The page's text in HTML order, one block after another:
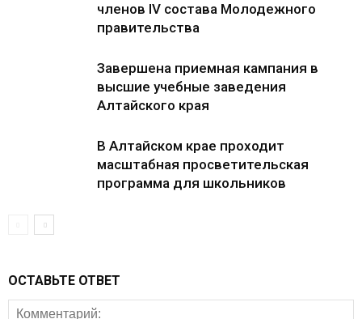
членов IV состава Молодежного
правительства
Завершена приемная кампания в
высшие учебные заведения
Алтайского края
В Алтайском крае проходит
масштабная просветительская
программа для школьников
ОСТАВЬТЕ ОТВЕТ